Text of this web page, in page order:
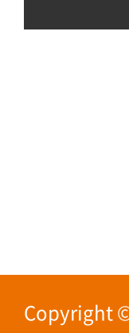
Copyright ©